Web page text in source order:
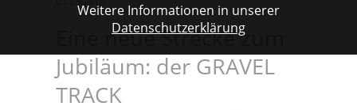
Eine neue Strecke zum
Jubiläum: der GRAVEL
TRACK
Weitere Informationen in unserer
Datenschutzerklärung